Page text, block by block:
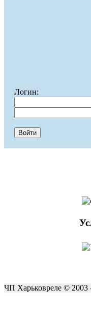
Логин:
ЧП Харьковреле © 2003